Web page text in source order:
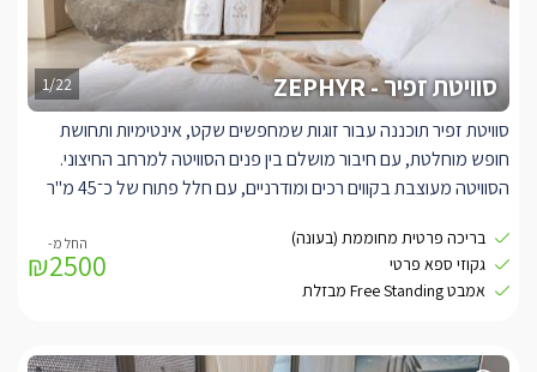
1/22 סוויטת זפיר - ZEPHYR
סוויטת זפיר תוכננה עבור זוגות שמחפשים שקט, אינטימיות ותחושת
חופש מוחלטת, עם חיבור מושלם בין פנים הסוויטה למרחב החיצוני.
הסוויטה מעוצבת בקווים רכים ומודרניים, עם חלל פתוח של כ־45 מ"ר
בחלל הפנימי תיהנו ממיטה זוגית רחבה ונוחה במיוחד, ומאמבט Free
Standing יוקרתי מבזלת, הממוקם כך שיאפשר חוויית רחצה זוגית
מושלמת באווירת ספא. חדר הרחצה כולל מקלחון זוגי, אבזור רחצה
המטבחון המאובזר מאפשר שהות נוחה ורגועה, עם מכונת קפה
בריכה פרטית מחוממת (בעונה)
גקוזי ספא פרטי
אמבט Free Standing מבזלת
₪2500